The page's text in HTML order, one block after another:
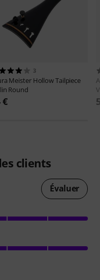
3
Meister Hollow Tailpiece
Round
€
clients
Évaluer